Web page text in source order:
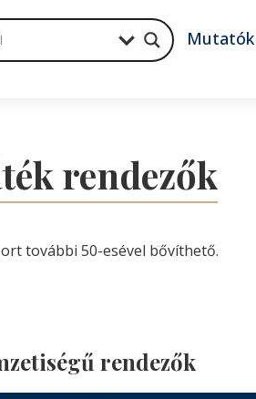
Mutatók
rendezők
további 50-esével bővíthető.
rendezők